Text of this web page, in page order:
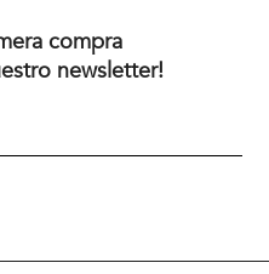
compra
newsletter!